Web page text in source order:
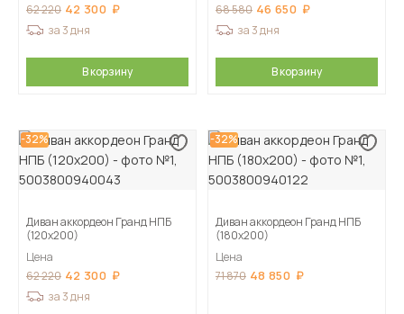
62 220 42 300
за 3 дня
В корзину
68 580 46 650
за 3 дня
В корзину
-32%
Диван аккордеон Гранд НПБ
(120х200)
Цена
62 220 42 300
за 3 дня
-32%
Диван аккордеон Гранд НПБ
(180х200)
Цена
71 870 48 850